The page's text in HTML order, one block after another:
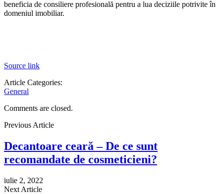
beneficia de consiliere profesională pentru a lua deciziile potrivite în
domeniul imobiliar.
Source link
Article Categories:
General
Comments are closed.
Previous Article
Decantoare ceară – De ce sunt
recomandate de cosmeticieni?
iulie 2, 2022
Next Article